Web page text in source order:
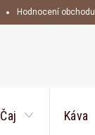
Hodnocení obchodu
Čaj Káva